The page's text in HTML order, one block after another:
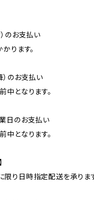
のお支払い
ります。
のお支払い
中となります。
日のお支払い
中となります。
り日時指定配送を承ります